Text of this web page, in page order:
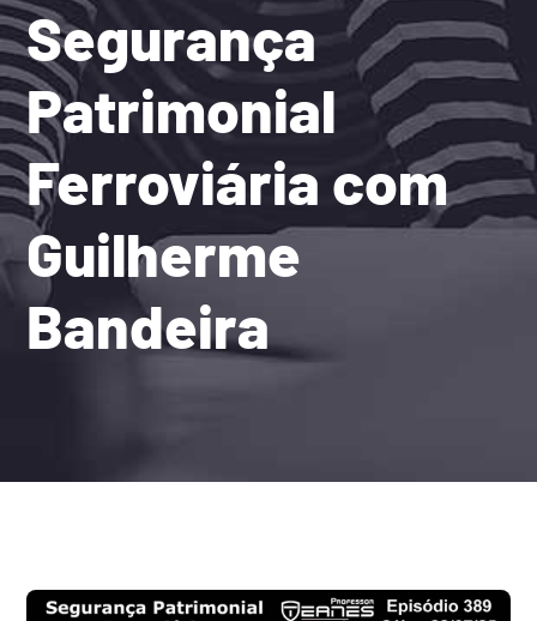
Segurança
Patrimonial
Ferroviária com
Guilherme
Bandeira